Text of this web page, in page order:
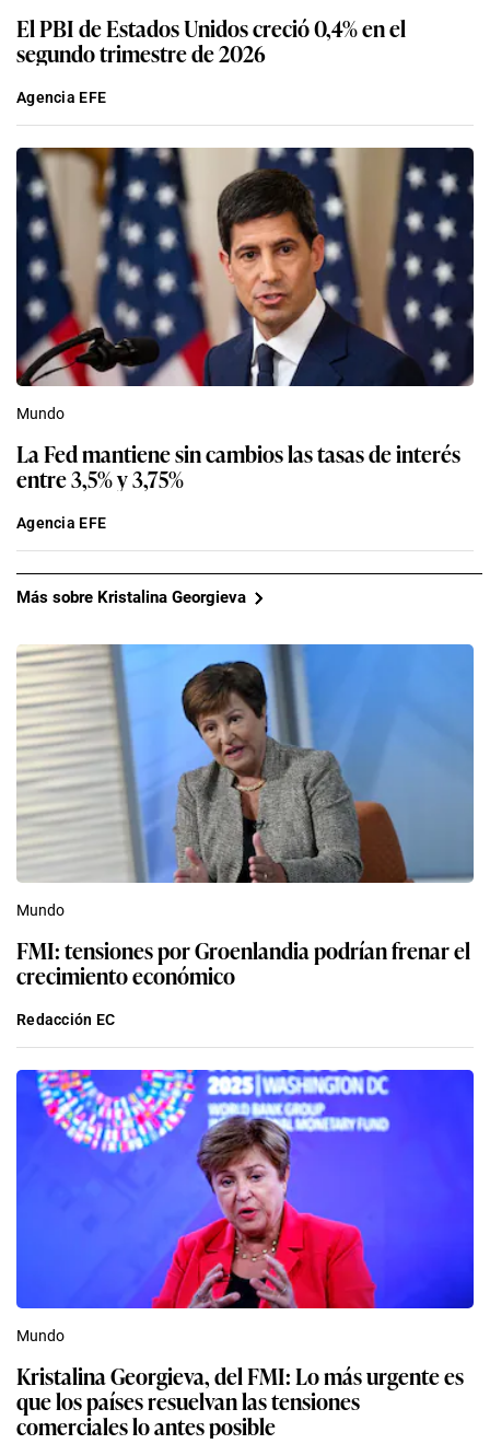
El PBI de Estados Unidos creció 0,4% en el
segundo trimestre de 2026
Agencia EFE
Mundo
La Fed mantiene sin cambios las tasas de interés
entre 3,5% y 3,75%
Agencia EFE
Más sobre Kristalina Georgieva
Mundo
FMI: tensiones por Groenlandia podrían frenar el
crecimiento económico
Redacción EC
Mundo
Kristalina Georgieva, del FMI: Lo más urgente es
que los países resuelvan las tensiones
comerciales lo antes posible